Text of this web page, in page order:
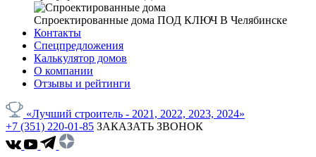
Спроектированные дома ПОД КЛЮЧ В Челябинске
Контакты
Спецпредложения
Калькулятор домов
О компании
Отзывы и рейтинги
«Лучший строитель - 2021, 2022, 2023, 2024»
+7 (351) 220-01-85 ЗАКАЗАТЬ ЗВОНОК